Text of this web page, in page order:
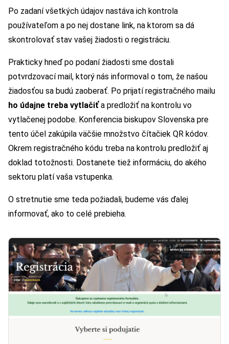
Po zadaní všetkých údajov nastáva ich kontrola
používateľom a po nej dostane link, na ktorom sa dá
skontrolovať stav vašej žiadosti o registráciu.
Prakticky hneď po podaní žiadosti sme dostali
potvrdzovací mail, ktorý nás informoval o tom, že našou
žiadosťou sa budú zaoberať. Po prijatí registračného mailu
ho údajne treba vytlačiťa predložiť na kontrolu vo
vytlačenej podobe. Konferencia biskupov Slovenska pre
tento účel zakúpila väčšie množstvo čítačiek QR kódov.
Okrem registračného kódu treba na kontrolu predložiť aj
doklad totožnosti. Dostanete tiež informáciu, do akého
sektoru platí vaša vstupenka.
O stretnutie sme teda požiadali, budeme vás ďalej
informovať, ako to celé prebieha.